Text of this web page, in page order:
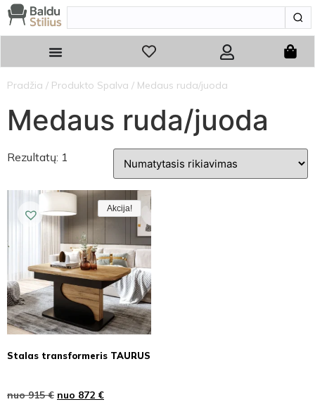
Pradžia / Produkto Spalva / Medaus ruda/juoda
Medaus ruda/juoda
Rezultatų: 1
Akcija!
Akcija
Akcija!
Stalas transformeris TAURUS
nuo915€ nuo 872 €